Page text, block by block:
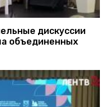
дискуссии
объединенных